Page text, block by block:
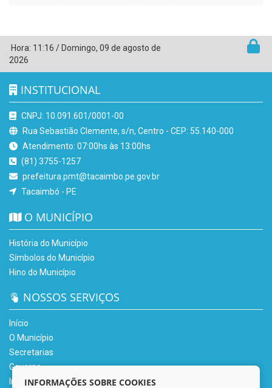
Hora: 11:16 / Domingo, 09 de agosto de
2026
INSTITUCIONAL
CNPJ: 10.091.601/0001-00
Rua Sebastião Clemente, s/n, Centro - CEP: 55.140-000
Atendimento: 07:00hs às 13:00hs
(81) 3755-1257
prefeitura.pmt@tacaimbo.pe.gov.br
Tacaimbó - PE
O MUNICÍPIO
História do Município
Símbolos do Município
Hino do Município
NOSSOS SERVIÇOS
Início
O Município
Secretarias
Governo
Informe-se
INFORMAÇÕES SOBRE COOKIES